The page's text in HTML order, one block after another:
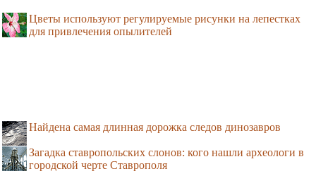
Цветы используют регулируемые рисунки на лепестках
для привлечения опылителей
Найдена самая длинная дорожка следов динозавров
Загадка ставропольских слонов: кого нашли археологи в
городской черте Ставрополя